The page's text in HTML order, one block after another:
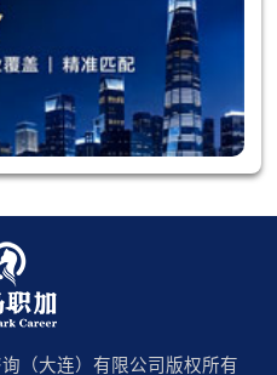
（大连）有限公司版权所有